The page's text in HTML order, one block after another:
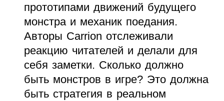
прототипами движений будущего
монстра и механик поедания.
Авторы Carrion отслеживали
реакцию читателей и делали для
себя заметки. Сколько должно
быть монстров в игре? Это должна
быть стратегия в реальном